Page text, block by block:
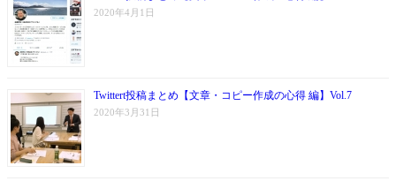
2020年4月1日
Twittert投稿まとめ【文章・コピー作成の心得 編】Vol.7
2020年3月31日